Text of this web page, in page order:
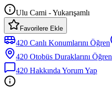
Ulu Cami - Yukarışamlı
Favorilere Ekle
420 Canlı Konumlarını Öğren
420 Otobüs Duraklarını Öğren
420 Hakkında Yorum Yap